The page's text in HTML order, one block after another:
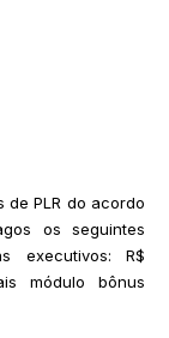
de PLR do acordo
os seguintes
executivos: R$
módulo bônus